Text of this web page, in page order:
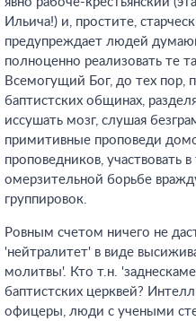
Ильича!) и, простите,
предупреждает людей
полноценно реализовать те
Всемогущий Бог, до тех пор,
баптистских общинах,
иссушать мозг, слушая
примитивные проповеди
проповедников, участвовать
омерзительной борьбе
группировок.
Ровным счетом ничего не
'нейтралитет' в виде
молитвы'. Кто т.н.
баптистских церквей?
офицеры, люди с учеными